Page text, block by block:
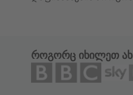
როგორც იხილეთ